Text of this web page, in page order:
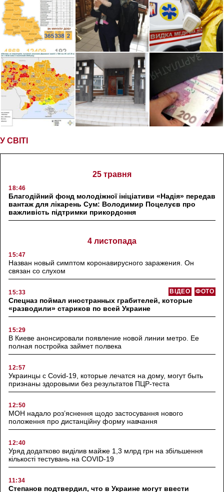
У СВІТІ
25 травня
18:46
Благодійний фонд молодіжної ініціативи «Надія» передав
вантаж для лікарень Сум: Володимир Поцелуєв про
важливість підтримки прикордоння
4 листопада
15:47
Назван новый симптом коронавирусного заражения. Он
связан со слухом
15:33 ФОТО
ВІДЕО
Спецназ поймал иностранных грабителей, которые
«разводили» стариков по всей Украине
15:29
В Киеве анонсировали появление новой линии метро. Ее
полная постройка займет полвека
12:57
Украинцы с Covid-19, которые лечатся на дому, могут быть
признаны здоровыми без результатов ПЦР-теста
12:50
МОН надало роз’яснення щодо застосування нового
положення про дистанційну форму навчання
12:40
Уряд додатково виділив майже 1,3 млрд грн на збільшення
кількості тестувань на COVID-19
11:34
Степанов подтвердил, что в Украине могут ввести